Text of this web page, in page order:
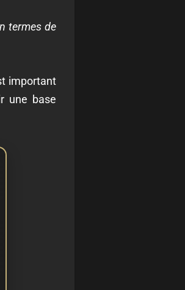
termes de
important
une base